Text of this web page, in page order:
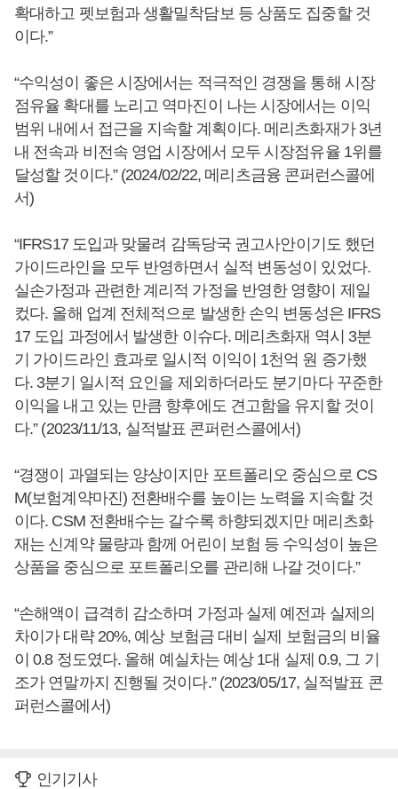
확대하고 펫보험과 생활밀착담보 등 상품도 집중할 것
이다.”
“수익성이 좋은 시장에서는 적극적인 경쟁을 통해 시장
점유율 확대를 노리고 역마진이 나는 시장에서는 이익
범위 내에서 접근을 지속할 계획이다. 메리츠화재가 3년
내 전속과 비전속 영업 시장에서 모두 시장점유율 1위를
달성할 것이다.” (2024/02/22, 메리츠금융 콘퍼런스콜에
서)
“IFRS17 도입과 맞물려 감독당국 권고사안이기도 했던
가이드라인을 모두 반영하면서 실적 변동성이 있었다.
실손가정과 관련한 계리적 가정을 반영한 영향이 제일
컸다. 올해 업계 전체적으로 발생한 손익 변동성은 IFRS
17 도입 과정에서 발생한 이슈다. 메리츠화재 역시 3분
기 가이드라인 효과로 일시적 이익이 1천억 원 증가했
다. 3분기 일시적 요인을 제외하더라도 분기마다 꾸준한
이익을 내고 있는 만큼 향후에도 견고함을 유지할 것이
다.” (2023/11/13, 실적발표 콘퍼런스콜에서)
“경쟁이 과열되는 양상이지만 포트폴리오 중심으로 CS
M(보험계약마진) 전환배수를 높이는 노력을 지속할 것
이다. CSM 전환배수는 갈수록 하향되겠지만 메리츠화
재는 신계약 물량과 함께 어린이 보험 등 수익성이 높은
상품을 중심으로 포트폴리오를 관리해 나갈 것이다.”
“손해액이 급격히 감소하며 가정과 실제 예전과 실제의
차이가 대략 20%, 예상 보험금 대비 실제 보험금의 비율
이 0.8 정도였다. 올해 예실차는 예상 1대 실제 0.9, 그 기
조가 연말까지 진행될 것이다.” (2023/05/17, 실적발표 콘
퍼런스콜에서)
인기기사